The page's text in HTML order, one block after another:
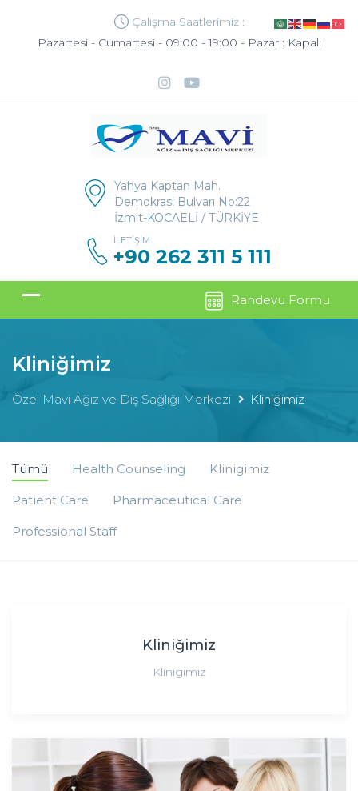
Çalışma Saatlerimiz :
Pazartesi - Cumartesi - 09:00 - 19:00 - Pazar : Kapalı
Yahya Kaptan Mah.
Demokrasi Bulvarı No:22
İzmit-KOCAELİ / TÜRKİYE
İLETIŞIM
+90 262 311 5 111
Randevu Formu
Kliniğimiz
Özel Mavi Ağız ve Diş Sağlığı Merkezi Kliniğimiz
Tümü Health Counseling Klinigimiz
Patient Care Pharmaceutical Care
Professional Staff
Kliniğimiz
Klinigimiz